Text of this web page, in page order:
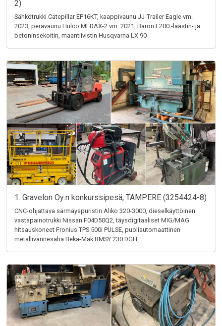
2)
Sähkötrukki Catepillar EP16KT, kaappivaunu JJ-Trailer Eagle vm.
2023, perävaunu Hulco MEDAX-2 vm. 2021, Baron F200 -laastin- ja
betoninsekoitin, maantiivistin Husqvarna LX 90
1. Gravelon Oy:n konkurssipesä, TAMPERE (3254424-8)
CNC-ohjattava särmäyspuristin Aliko 320-3000, dieselkäyttöinen
vastapainotrukki Nissan F04D50Q2, täysdigitaaliset MIG/MAG
hitsauskoneet Fronius TPS 500i PULSE, puoliautomaattinen
metallivannesaha Beka-Mak BMSY 230 DGH